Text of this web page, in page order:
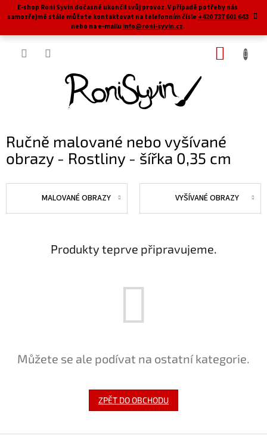
PřejítE-shop Roni Syvin dočasně ukončil svůj provoz. V případě potřeby nás
samozřejmě stále můžete kontaktovat na telefonním čísle +420 737 601 643
nebo na e-mailu info@roni-syvin.cz.
Ručně malované nebo vyšívané
obrazy - Rostliny - šířka 0,35 cm
MALOVANÉ OBRAZY VYŠÍVANÉ OBRAZY
Produkty teprve připravujeme.
Můžete se ale podívat na ostatní kategorie.
ZPĚT DO OBCHODU